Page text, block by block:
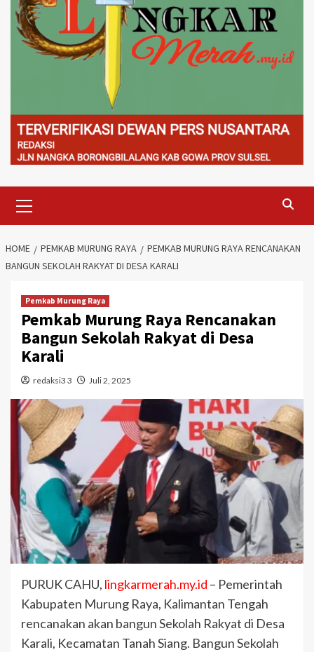
Menu
HOME PEMKAB MURUNG RAYA
PEMKAB MURUNG RAYA RENCANAKAN
BANGUN SEKOLAH RAKYAT DI DESA KARALI
Pemkab Murung Raya
Pemkab Murung Raya Rencanakan
Bangun Sekolah Rakyat di Desa
Karali
redaksi3 3 Juli 2, 2025
PURUK CAHU, lingkarmerah.my.id – Pemerintah
Kabupaten Murung Raya, Kalimantan Tengah
rencanakan akan bangun Sekolah Rakyat di Desa
Karali, Kecamatan Tanah Siang. Bangun Sekolah